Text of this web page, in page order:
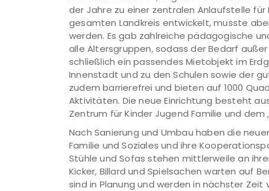
der Jahre zu einer zentralen Anlaufstelle für
gesamten Landkreis entwickelt, musste
werden. Es gab zahlreiche pädagogische
alle Altersgruppen, sodass der Bedarf
schließlich ein passendes Mietobjekt im
Innenstadt und zu den Schulen sowie der
zudem barrierefrei und bieten auf 1000
Aktivitäten. Die neue Einrichtung besteht
Zentrum für Kinder Jugend Familie und dem
Nach Sanierung und Umbau haben die
Familie und Soziales und ihre
Stühle und Sofas stehen mittlerweile an
Kicker, Billard und Spielsachen warten auf
sind in Planung und werden in nächster